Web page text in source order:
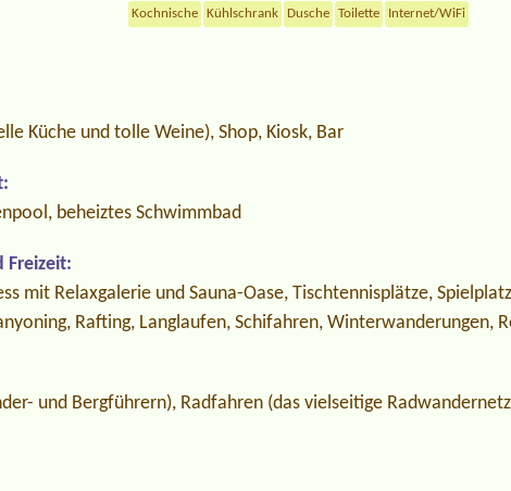
Kochnische Kühlschrank Dusche Toilette Internet/WiFi
Küche und tolle Weine), Shop, Kiosk, Bar
beheiztes Schwimmbad
Freizeit:
mit Relaxgalerie und Sauna-Oase, Tischtennisplätze,
Rafting, Langlaufen, Schifahren, Winterwanderungen,
und Bergführern), Radfahren (das vielseitige